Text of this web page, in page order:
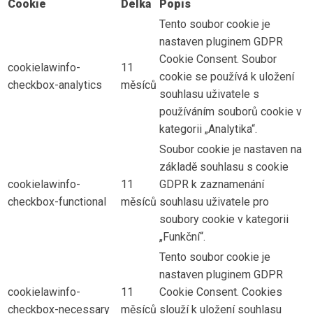
Cookie
Délka Popis
cookielawinfo-
checkbox-analytics
11
měsíců
Tento soubor cookie je
nastaven pluginem GDPR
Cookie Consent. Soubor
cookie se používá k uložení
souhlasu uživatele s
používáním souborů cookie v
kategorii „Analytika“.
cookielawinfo-
checkbox-functional
11
měsíců
Soubor cookie je nastaven na
základě souhlasu s cookie
GDPR k zaznamenání
souhlasu uživatele pro
soubory cookie v kategorii
„Funkční“.
cookielawinfo-
checkbox-necessary
11
měsíců
Tento soubor cookie je
nastaven pluginem GDPR
Cookie Consent. Cookies
slouží k uložení souhlasu